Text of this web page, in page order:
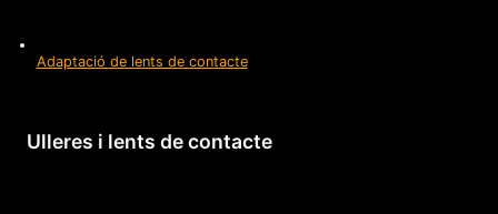
Adaptació de lents de contacte
Ulleres i lents de contacte